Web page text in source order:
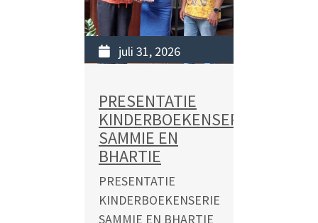
ONDERBELICHT
HOOFDSTUK UIT
ONZE GESCHIEDENIS
Op 19 juni 2026 vond
Universiteitsbibliotheek...
READ MORE
juli 31, 2026
PRESENTATIE
KINDERBOEKENSERIE
SAMMIE EN
BHARTIE
PRESENTATIE
KINDERBOEKENSERIE
SAMMIE EN BHARTIE